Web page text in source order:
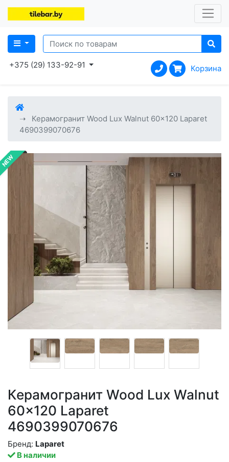
+375 (29) 133-92-91 Корзина
Керамогранит Wood Lux Walnut 60x120 Laparet
4690399070676
NEW
Керамогранит Wood Lux Walnut
60x120 Laparet
4690399070676
В наличии
Бренд: Laparet